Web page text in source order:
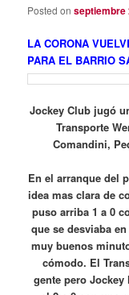
Posted onseptiembre
LA CORONA
PARA EL BARRIO
Jockey Club jugó
Transporte
Comandini,
En el arranque del
idea mas clara de
puso arriba 1 a 0
que se desviaba
muy buenos
cómodo. El
gente pero Jockey